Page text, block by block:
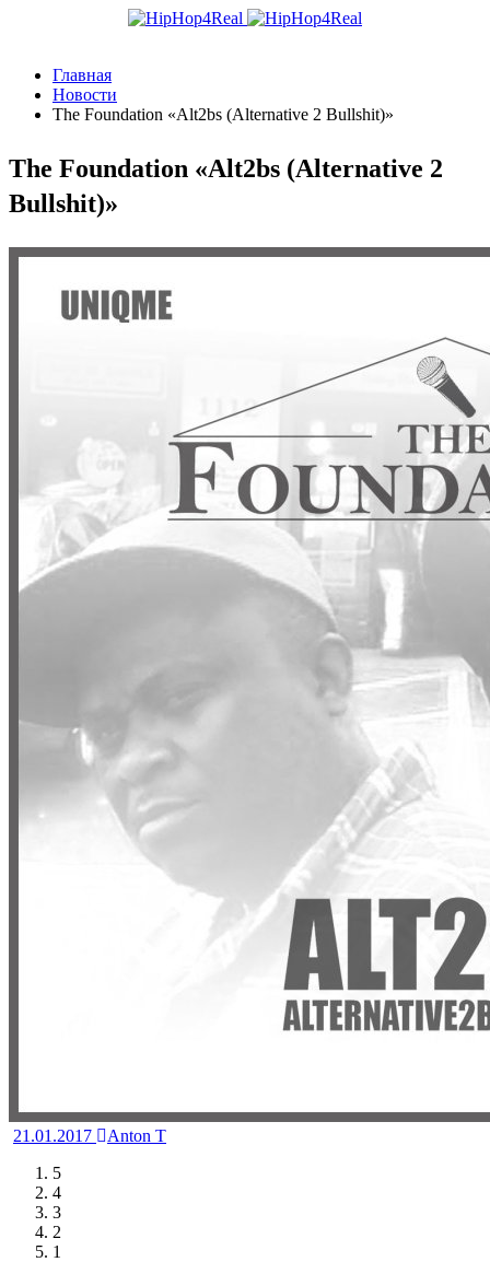
Главная
Новости
The Foundation «Alt2bs (Alternative 2 Bullshit)»
The Foundation «Alt2bs (Alternative 2
Bullshit)»
21.01.2017
Anton T
5
4
3
2
1